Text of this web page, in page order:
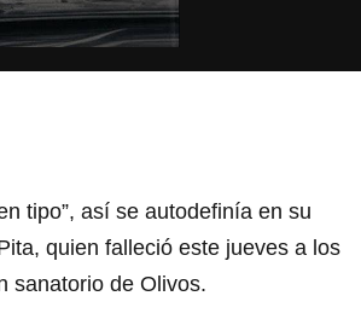
tipo”, así se autodefinía en su
quien falleció este jueves a los
sanatorio de Olivos.